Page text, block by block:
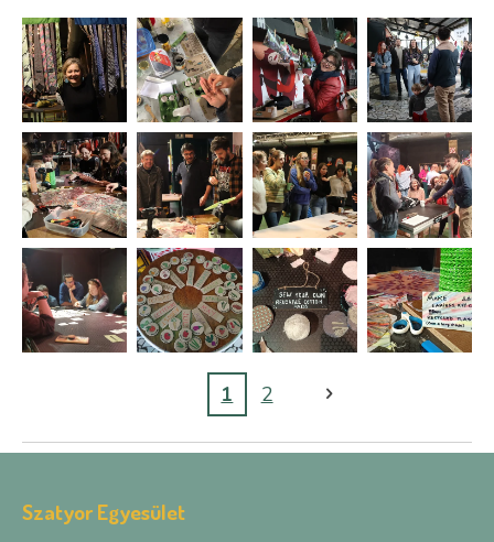
1 2
Szatyor Egyesület